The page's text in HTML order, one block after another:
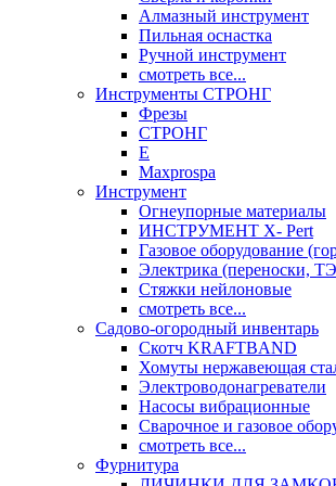
Алмазный инструмент
Пильная оснастка
Ручной инструмент
смотреть все...
Инструменты СТРОНГ
Фрезы
СТРОНГ
Е
Maxprospa
Инструмент
Огнеупорные материалы
ИНСТРУМЕНТ X- Pert
Газовое оборудование
Электрика (переноски,
Стяжки нейлоновые
смотреть все...
Садово-огородный инвентарь
Скотч KRAFTBAND
Хомуты нержавеющая
Электроводонагреватели
Насосы вибрационные
Сварочное и газовое
смотреть все...
Фурнитура